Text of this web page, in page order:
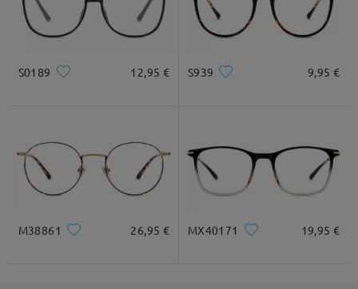
S0189 12,95 € S939 9,95 €
M38861 26,95 € MX40171 19,95 €